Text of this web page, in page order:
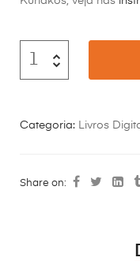
Categoria: Livros
Share on: